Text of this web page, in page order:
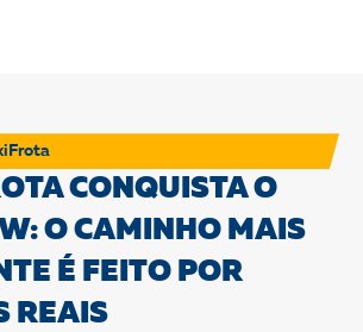
CONQUISTA O
O CAMINHO MAIS
É FEITO POR
REAIS